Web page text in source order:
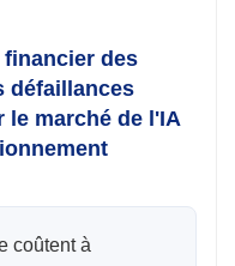
des
défaillances
le marché de l'IA
coûtent à